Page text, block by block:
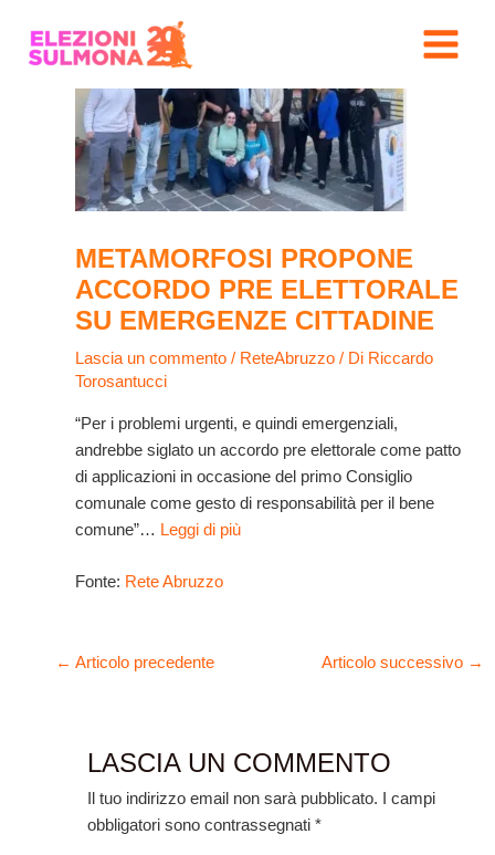
contenuto
MENU
METAMORFOSI PROPONE
ACCORDO PRE ELETTORALE
SU EMERGENZE CITTADINE
Lascia un commento / ReteAbruzzo/ Di Riccardo
Torosantucci
“Per i problemi urgenti, e quindi emergenziali,
andrebbe siglato un accordo pre elettorale come patto
di applicazioni in occasione del primo Consiglio
comunale come gesto di responsabilità per il bene
comune”… Leggi di più
Fonte: Rete Abruzzo
articoli
← Articolo precedente Articolo successivo →
LASCIA UN COMMENTO
Il tuo indirizzo email non sarà pubblicato.
I campi
obbligatori sono contrassegnati*